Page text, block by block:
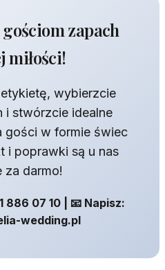
zapach
miłości!
wybierzcie
i stwórzcie idealne
gości w formie świec
i poprawki są u nas
za darmo!
886 07 10 | 📧 Napisz:
wedding.pl